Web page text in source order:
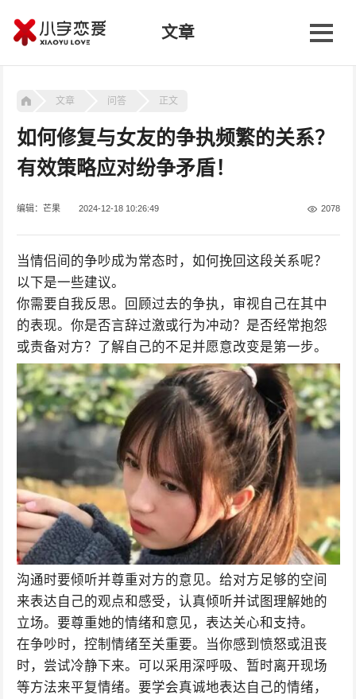
文章
文章 问答 正文
如何修复与女友的争执频繁的关系？
有效策略应对纷争矛盾！
编辑：芒果 2024-12-18 10:26:49 2078
当情侣间的争吵成为常态时，如何挽回这段关系呢？
以下是一些建议。
你需要自我反思。回顾过去的争执，审视自己在其中
的表现。你是否言辞过激或行为冲动？是否经常抱怨
或责备对方？了解自己的不足并愿意改变是第一步。
沟通时要倾听并尊重对方的意见。给对方足够的空间
来表达自己的观点和感受，认真倾听并试图理解她的
立场。要尊重她的情绪和意见，表达关心和支持。
在争吵时，控制情绪至关重要。当你感到愤怒或沮丧
时，尝试冷静下来。可以采用深呼吸、暂时离开现场
等方法来平复情绪。要学会真诚地表达自己的情绪，